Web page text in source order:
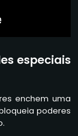
especiais
enchem uma
poderes